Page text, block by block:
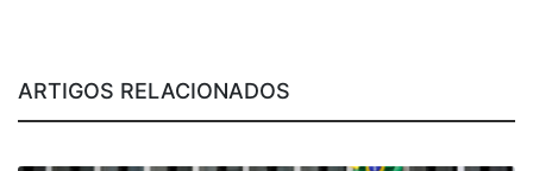
ARTIGOS RELACIONADOS